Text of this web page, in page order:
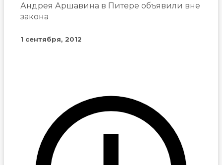
Андрея Аршавина в Питере объявили вне
закона
1 сентября, 2012